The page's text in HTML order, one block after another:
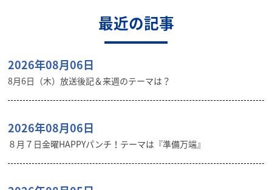
最近の記事
2026年08月06日
8月6日（木）放送後記＆来週のテーマは？
2026年08月06日
８月７日金曜HAPPYパンチ！テーマは『準備万端』